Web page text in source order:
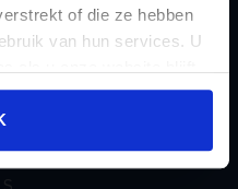
of die ze hebben
van hun services. U
Pensioen BV en
echtscheiding
Pensioen in de
jaarrekening
Prijslijst